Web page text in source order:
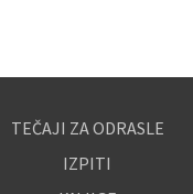
TEČAJI ZA ODRASLE
IZPITI